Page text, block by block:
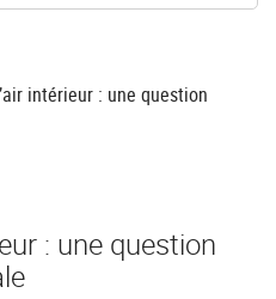
intérieur : une question
: une question